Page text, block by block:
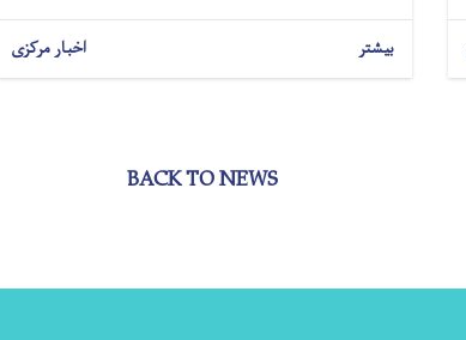
بیشتر اخبار مرکزی
BACK TO NEWS